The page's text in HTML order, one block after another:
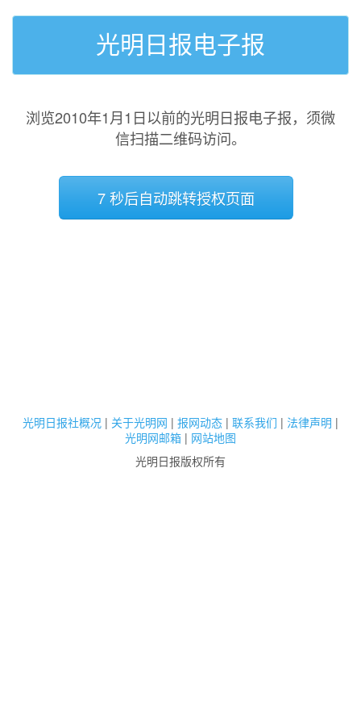
光明日报电子报
浏览2010年1月1日以前的光明日报电子报，须微
信扫描二维码访问。
7 秒后自动跳转授权页面
光明日报社概况 | 关于光明网 | 报网动态 | 联系我们 | 法律声明 |
光明网邮箱 | 网站地图
光明日报版权所有